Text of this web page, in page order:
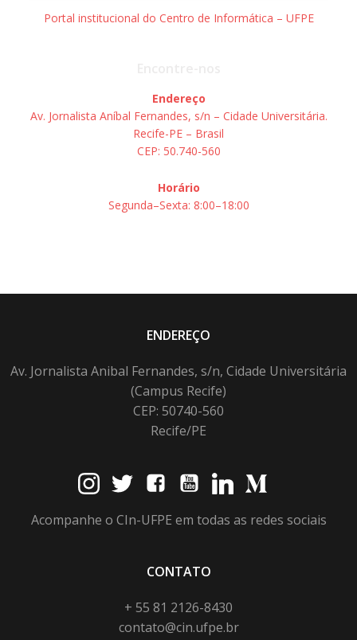
Portal institucional do Centro de Informática – UFPE
Endereço
Av. Jornalista Aníbal Fernandes, s/n – Cidade Universitária.
Recife-PE – Brasil
CEP: 50.740-560
Horário
Segunda–Sexta: 8:00–18:00
ENDEREÇO
Av. Jornalista Anibal Fernandes, s/n, Cidade Universitária
(Campus Recife)
CEP: 50740-560
Recife/PE
Acompanhe o CIn-UFPE em todas as redes sociais
CONTATO
+ 55 81 2126-8430
contato@cin.ufpe.br